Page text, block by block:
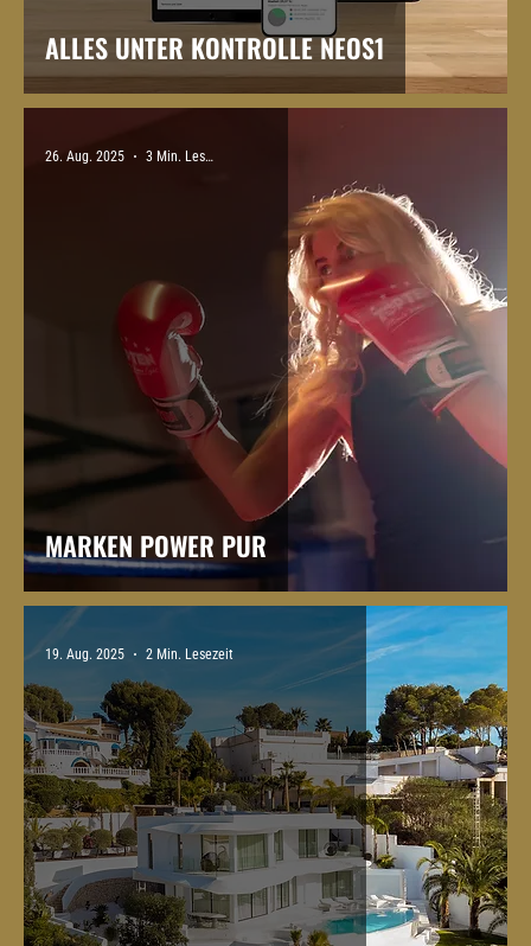
ALLES UNTER KONTROLLE NEOS1
MARKEN POWER PUR
26. Aug. 2025 3 Min. Lesezeit
19. Aug. 2025 2 Min. Lesezeit